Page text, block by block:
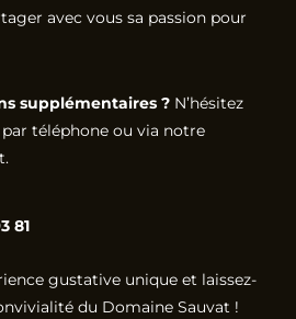
avec vous sa passion pour
supplémentaires ?N’hésitez
téléphone ou via notre
81
gustative unique et laissez-
du Domaine Sauvat !